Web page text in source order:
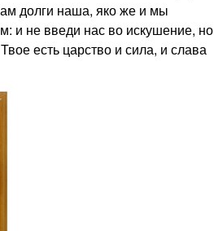
долги наша, яко же и мы
и не введи нас во искушение, но
есть царство и сила, и слава